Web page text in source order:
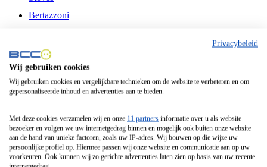
Bertazzoni
Fitelli
Airfryer
Frituurpan
Contactgrill
Broodbakmachine
Broodrooster
Privacybeleid
Wij gebruiken cookies
Wij gebruiken cookies en vergelijkbare technieken om de website te verbeteren en om
gepersonaliseerde inhoud en advertenties aan te bieden.
Met deze cookies verzamelen wij en onze 11 partners informatie over u als website
bezoeker en volgen we uw internetgedrag binnen en mogelijk ook buiten onze website
aan de hand van unieke factoren, zoals uw IP-adres. Wij bouwen op die wijze uw
persoonlijke profiel op. Hiermee passen wij onze website en communicatie aan op uw
voorkeuren. Ook kunnen wij zo gerichte advertenties laten zien op basis van uw recente